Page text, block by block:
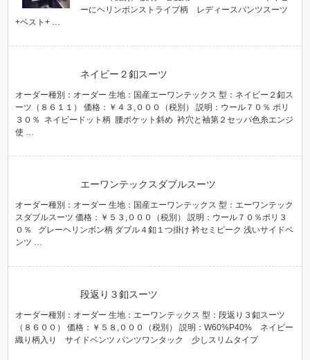
ーにヘリンボンストライプ柄 レディースパンツスーツ
+ベスト+ …
ネイビー２釦スーツ
オーダー種別：オーダー 生地：国産エーワンテックス 型：ネイビー２釦ス
ーツ（８６１１） 価格：￥４３,０００（税別） 説明：ウール７０％ ポリ
３０％ ネイビードット柄 腰ポケット斜め 衿穴と袖第２セッパ色糸エンジ
使 …
エーワンテックスダブルスーツ
オーダー種別：オーダー 生地：国産エーワンテックス 型：エーワンテック
スダブルスーツ 価格：￥５３,０００（税別） 説明：ウール７０％ポリ３
０％ グレーヘリンボン柄 ダブル４釦１つ掛け 衿セミピーク 浅いサイドベ
ンツ …
段返り３釦スーツ
オーダー種別：オーダー 生地：エーワンテックス 型：段返り３釦スーツ
（８６００） 価格：￥５８,０００（税別） 説明：W60%P40% ネイビー
織り柄入り サイドベンツ パンツワンタック 少しスリムタイプ